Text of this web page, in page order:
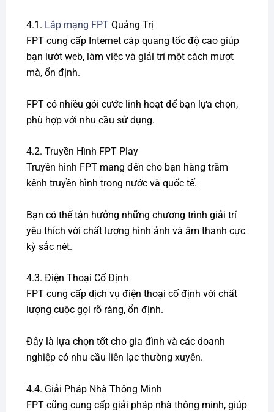
4.1. Lắp mạng FPTQuảng Trị
FPT cung cấp Internet cáp quang tốc độ cao giúp
bạn lướt web, làm việc và giải trí một cách mượt
mà, ổn định.
FPT có nhiều gói cước linh hoạt để bạn lựa chọn,
phù hợp với nhu cầu sử dụng.
4.2. Truyền Hình FPT Play
Truyền hình FPT mang đến cho bạn hàng trăm
kênh truyền hình trong nước và quốc tế.
Bạn có thể tận hưởng những chương trình giải trí
yêu thích với chất lượng hình ảnh và âm thanh cực
kỳ sắc nét.
4.3. Điện Thoại Cố Định
FPT cung cấp dịch vụ điện thoại cố định với chất
lượng cuộc gọi rõ ràng, ổn định.
Đây là lựa chọn tốt cho gia đình và các doanh
nghiệp có nhu cầu liên lạc thường xuyên.
4.4. Giải Pháp Nhà Thông Minh
FPT cũng cung cấp giải pháp nhà thông minh, giúp